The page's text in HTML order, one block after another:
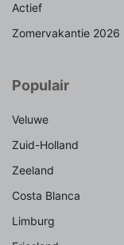
Actief
Zomervakantie 2026
Populair
Veluwe
Zuid-Holland
Zeeland
Costa Blanca
Limburg